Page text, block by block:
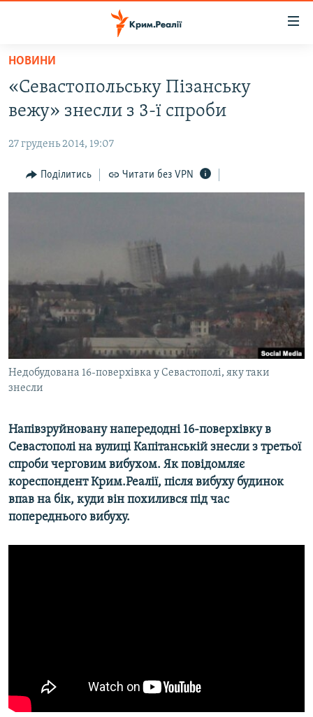
Перейти
основного
матеріалу
Перейти
до
навігації
Перейти
ВІДЕО ТА ФОТО
ПОЛІТИКА
БЛОГИ
СПЕЦПРОЕКТИ
ДЕПОРТАЦІЯ
ВІДЕОУРОКИ «ELIFBE»
СВІДЧЕННЯ ОКУПАЦІЇ
УКРАЇНСЬКА ПРОБЛЕМА КРИМУ
ЯК ОБІЙТИ БЛОКУВАННЯ
Русский
Qırımtatar
Усі сайти RFE/RL
НОВИНИ
«Севастопольську Пізанську
вежу» знесли з 3-ї спроби
27 грудень 2014, 19:07
Поділитись Читати без VPN
Недобудована 16-поверхівка у Севастополі, яку таки
знесли
Напівзруйновану напередодні 16-поверхівку в
Севастополі на вулиці Капітанській знесли з третьої
спроби черговим вибухом. Як повідомляє
кореспондент Крим.Реалії, після вибуху будинок
впав на бік, куди він похилився під час
попереднього вибуху.